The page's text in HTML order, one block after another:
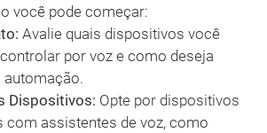
você pode começar:
Avalie quais dispositivos você
por voz e como deseja
automação.
Dispositivos: Opte por dispositivos
com assistentes de voz, como